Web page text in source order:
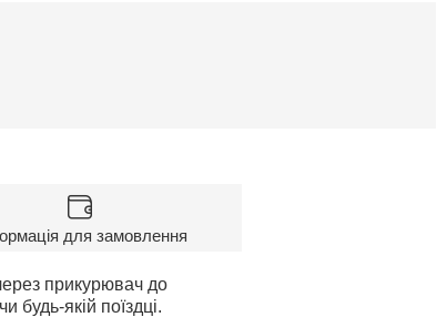
для замовлення
прикурювач до
будь-якій поїздці.